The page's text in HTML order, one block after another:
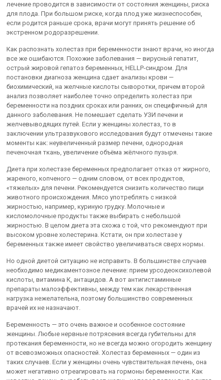
лечение проводится в зависимости от состояния женщины, риска
для плода. При большом риске, когда плод уже жизнеспособен,
если родится раньше срока, врачи могут принять решение об
экстренном родоразрешении.
Как распознать холестаз при беременности знают врачи, но иногда
все же ошибаются. Похожие заболевания — вирусный гепатит,
острый жировой гепатоз беременных, HELLP-синдром. Для
постановки диагноза женщина сдает анализы крови —
биохимический, на желчные кислоты сыворотки, причем второй
анализ позволяет наиболее точно определить холестаз при
беременности на поздних сроках или ранних, он специфичный для
данного заболевания. Не помешает сделать УЗИ печени и
желчевыводящих путей. Если у женщины холестаз, то в
заключении ультразвукового исследования будут отмечены такие
моменты как: неувеличенный размер печени, однородная
печеночная ткань, увеличение объёма жёлчного пузыря.
Диета при холестазе беременных предполагает отказ от жирного,
жареного, копченого — одним словом, от всех продуктов,
«тяжелых» для печени. Рекомендуется снизить количество пищи
животного происхождения. Мясо употреблять с низкой
жирностью, например, куриную грудку. Молочные и
кисломолочные продукты также выбирать с небольшой
жирностью. В целом диета эта схожа с той, что рекомендуют при
высоком уровне холестерина. Кстати, он при холестазе у
беременных также имеет свойство увеличиваться сверх нормы.
Но одной диетой ситуацию не исправить. В большинстве случаев
необходимо медикаментозное лечение: прием урсодеоксихолевой
кислоты, витамина К, антацидов. А вот антигистаминные
препараты малоэффективны, между тем как лекарственная
нагрузка нежелательна, поэтому большинство современных
врачей их не назначают.
Беременность — это очень важное и особенное состояние
женщины. Любые нервные потрясения всегда губительны для
протекания беременности, но не всегда можно огородить женщину
от всевозможных опасностей. Холестаз беременных — один из
таких случаев. Если у женщины очень чувствительная печень, она
может негативно отреагировать на гормоны беременности. Как